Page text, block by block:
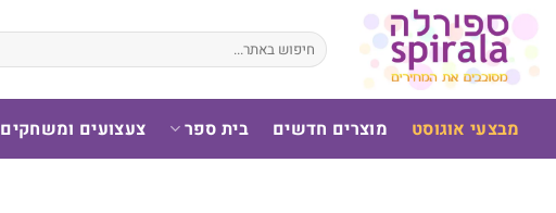
דלג
לתוכן
חיפוש
עבור:
מבצעי אוגוסט מוצרים חדשים בית ספר צעצועים ומשחקים